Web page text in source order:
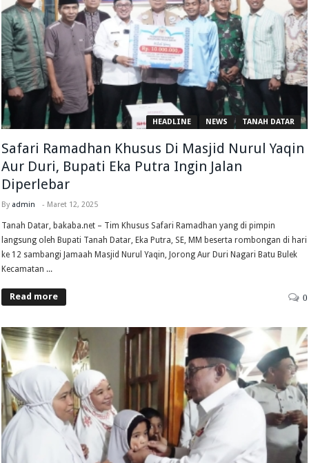
HEADLINE NEWS TANAH DATAR
Safari Ramadhan Khusus Di Masjid Nurul Yaqin
Aur Duri, Bupati Eka Putra Ingin Jalan
Diperlebar
By admin - Maret 12, 2025
Tanah Datar, bakaba.net – Tim Khusus Safari Ramadhan yang di pimpin
langsung oleh Bupati Tanah Datar, Eka Putra, SE, MM beserta rombongan di hari
ke 12 sambangi Jamaah Masjid Nurul Yaqin, Jorong Aur Duri Nagari Batu Bulek
Kecamatan ...
Read more 0